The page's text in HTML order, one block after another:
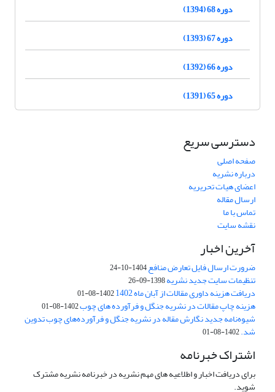
دوره 68 (1394)
دوره 67 (1393)
دوره 66 (1392)
دوره 65 (1391)
دسترسی سریع
صفحه اصلی
درباره نشریه
اعضای هیات تحریریه
ارسال مقاله
تماس با ما
نقشه سایت
آخرین اخبار
ضرورت ارسال فایل تعارض منافع1404-10-24
تنظیمات سایت جدید نشریه1398-09-26
دریافت هزینه داوری مقالات از آبان ماه 1402 1402-08-01
هزینه چاپ مقالات در نشریه جنگل و فرآورده های چوب1402-08-01
شیوه‌نامه جدید نگارش مقاله در نشریه جنگل و فرآورده‌های چوب تدوین
شد.1402-08-01
اشتراک خبرنامه
برای دریافت اخبار و اطلاعیه های مهم نشریه در خبرنامه نشریه مشترک
شوید.